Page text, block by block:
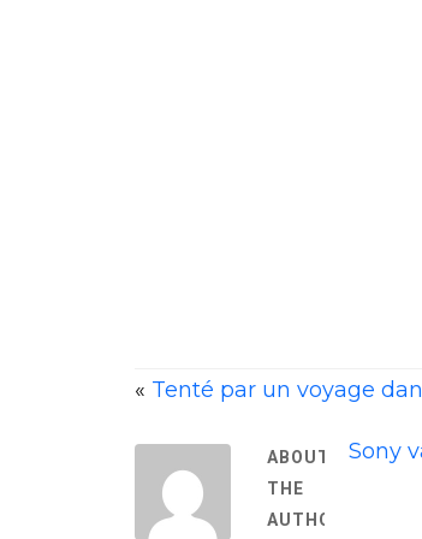
« Tenté par un voyage
Sony
ABOUT
THE
AUTHOR